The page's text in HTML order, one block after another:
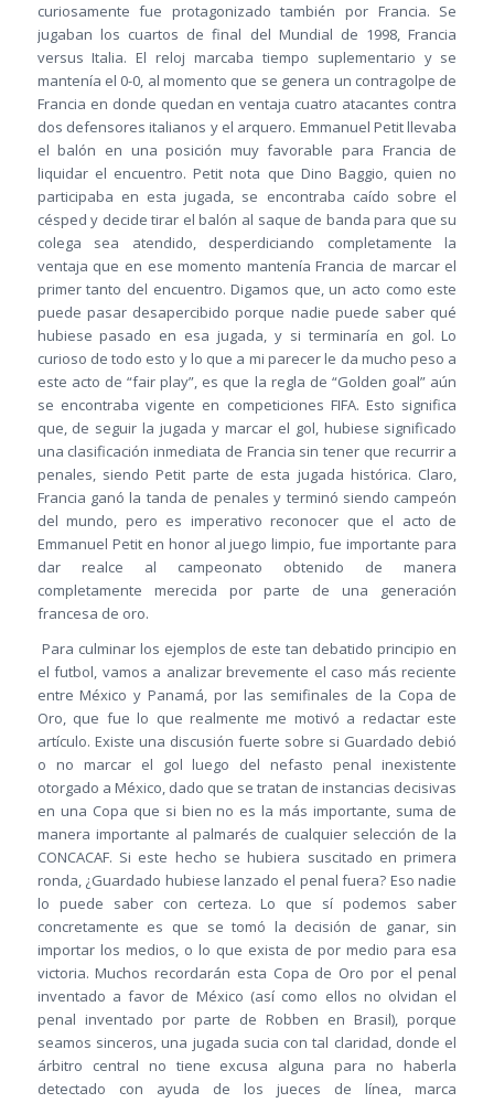
curiosamente fue protagonizado también por Francia. Se
jugaban los cuartos de final del Mundial de 1998, Francia
versus Italia. El reloj marcaba tiempo suplementario y se
mantenía el 0-0, al momento que se genera un contragolpe de
Francia en donde quedan en ventaja cuatro atacantes contra
dos defensores italianos y el arquero. Emmanuel Petit llevaba
el balón en una posición muy favorable para Francia de
liquidar el encuentro. Petit nota que Dino Baggio, quien no
participaba en esta jugada, se encontraba caído sobre el
césped y decide tirar el balón al saque de banda para que su
colega sea atendido, desperdiciando completamente la
ventaja que en ese momento mantenía Francia de marcar el
primer tanto del encuentro. Digamos que, un acto como este
puede pasar desapercibido porque nadie puede saber qué
hubiese pasado en esa jugada, y si terminaría en gol. Lo
curioso de todo esto y lo que a mi parecer le da mucho peso a
este acto de “fair play”, es que la regla de “Golden goal” aún
se encontraba vigente en competiciones FIFA. Esto significa
que, de seguir la jugada y marcar el gol, hubiese significado
una clasificación inmediata de Francia sin tener que recurrir a
penales, siendo Petit parte de esta jugada histórica. Claro,
Francia ganó la tanda de penales y terminó siendo campeón
del mundo, pero es imperativo reconocer que el acto de
Emmanuel Petit en honor al juego limpio, fue importante para
dar realce al campeonato obtenido de manera
completamente merecida por parte de una generación
francesa de oro.
Para culminar los ejemplos de este tan debatido principio en
el futbol, vamos a analizar brevemente el caso más reciente
entre México y Panamá, por las semifinales de la Copa de
Oro, que fue lo que realmente me motivó a redactar este
artículo. Existe una discusión fuerte sobre si Guardado debió
o no marcar el gol luego del nefasto penal inexistente
otorgado a México, dado que se tratan de instancias decisivas
en una Copa que si bien no es la más importante, suma de
manera importante al palmarés de cualquier selección de la
CONCACAF. Si este hecho se hubiera suscitado en primera
ronda, ¿Guardado hubiese lanzado el penal fuera? Eso nadie
lo puede saber con certeza. Lo que sí podemos saber
concretamente es que se tomó la decisión de ganar, sin
importar los medios, o lo que exista de por medio para esa
victoria. Muchos recordarán esta Copa de Oro por el penal
inventado a favor de México (así como ellos no olvidan el
penal inventado por parte de Robben en Brasil), porque
seamos sinceros, una jugada sucia con tal claridad, donde el
árbitro central no tiene excusa alguna para no haberla
detectado con ayuda de los jueces de línea, marca